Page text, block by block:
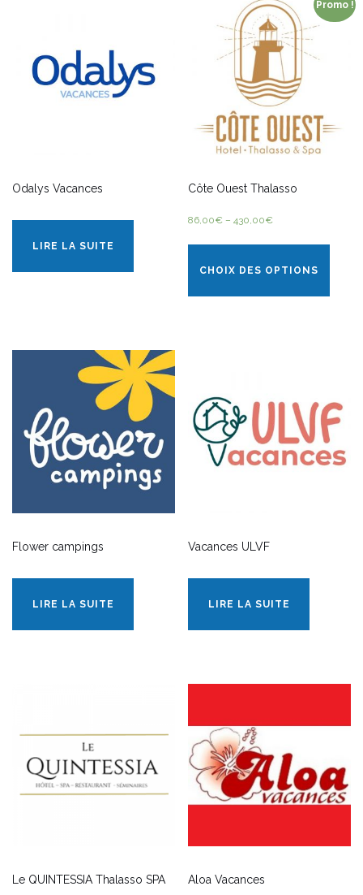
Odalys Vacances
LIRE LA SUITE
Promo !
Côte Ouest Thalasso
86,00€ –430,00€
CHOIX DES OPTIONS
Flower campings
LIRE LA SUITE
Vacances ULVF
LIRE LA SUITE
Le QUINTESSIA Thalasso SPA Aloa Vacances